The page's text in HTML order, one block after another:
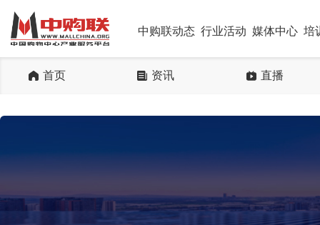
中购联动态 行业活动 媒体中心 培
首页 资讯 直播